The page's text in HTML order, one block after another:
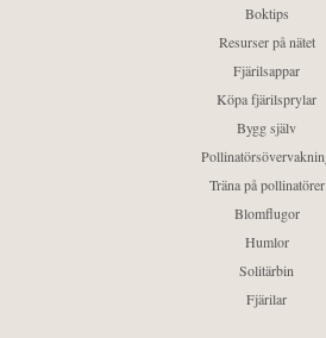
Boktips
Resurser på nätet
Fjärilsappar
Köpa fjärilsprylar
Bygg själv
Träna på pollinatörer
Blomflugor
Humlor
Solitärbin
Fjärilar